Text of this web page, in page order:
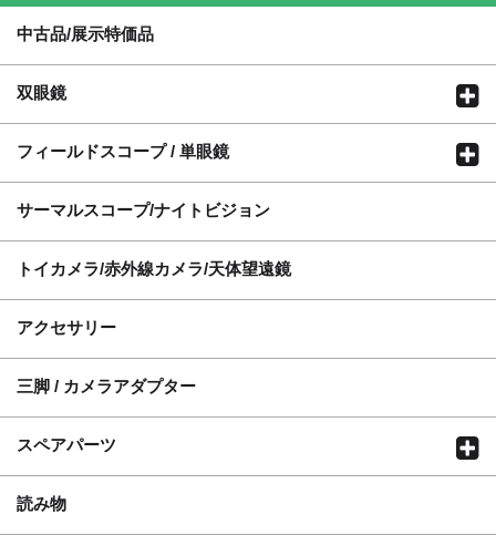
中古品/展示特価品
双眼鏡
フィールドスコープ / 単眼鏡
サーマルスコープ/ナイトビジョン
トイカメラ/赤外線カメラ/天体望遠鏡
アクセサリー
三脚 / カメラアダプター
スペアパーツ
読み物